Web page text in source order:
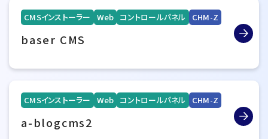
CMSインストーラー Web コントロールパネル CHM-Z
baser CMS
CMSインストーラー Web コントロールパネル CHM-Z
a-blogcms2